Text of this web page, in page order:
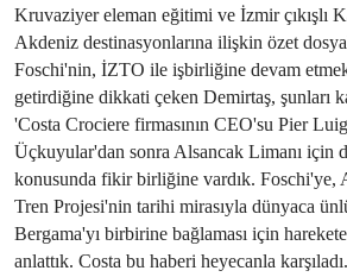
Kruvaziyer eleman eğitimi ve İzmir çıkışlı
Akdeniz destinasyonlarına ilişkin özet
Foschi'nin, İZTO ile işbirliğine devam
getirdiğine dikkati çeken Demirtaş, şunları
'Costa Crociere firmasının CEO'su Pier
Üçkuyular'dan sonra Alsancak Limanı için
konusunda fikir birliğine vardık. Foschi'ye,
Tren Projesi'nin tarihi mirasıyla dünyaca
Bergama'yı birbirine bağlaması için
anlattık. Costa bu haberi heyecanla